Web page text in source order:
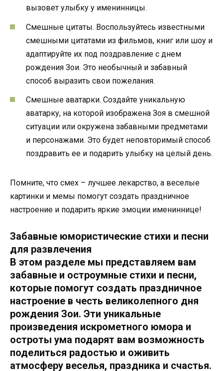
вызовет улыбку у именинницы.
Смешные цитаты. Воспользуйтесь известными
смешными цитатами из фильмов, книг или шоу и
адаптируйте их под поздравление с днем
рождения Зои. Это необычный и забавный
способ выразить свои пожелания.
Смешные аватарки. Создайте уникальную
аватарку, на которой изображена Зоя в смешной
ситуации или окружена забавными предметами
и персонажами. Это будет неповторимый способ
поздравить ее и подарить улыбку на целый день.
Помните, что смех – лучшее лекарство, а веселые
картинки и мемы помогут создать праздничное
настроение и подарить яркие эмоции имениннице!
Забавные юмористические стихи и песни
для развлечения
В этом разделе мы представляем вам
забавные и остроумные стихи и песни,
которые помогут создать праздничное
настроение в честь великолепного дня
рождения Зои. Эти уникальные
произведения искрометного юмора и
остроты ума подарят вам возможность
поделиться радостью и оживить
атмосферу веселья, праздника и счастья.